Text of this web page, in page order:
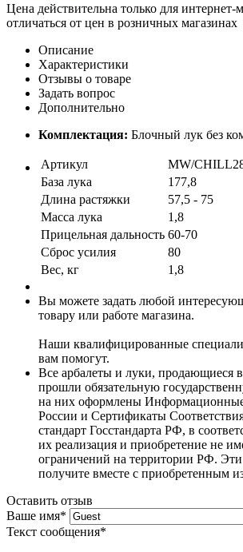
Цена действительна только для интернет-
отличаться от цен в розничных магазинах
Описание
Характеристики
Отзывы о товаре
Задать вопрос
Дополнительно
Комплектация: Блочный лук без
Артикул
MW/
База лука
177,8
Длина растяжки
57,5 - 75
Масса лука
1,8
Прицельная дальность 60-70
Сброс усилия
80
Вес, кг
1,8
Вы можете задать любой
товару или работе магазина.
Наши квалифицированные
вам помогут.
Все арбалеты и луки, продающиеся
прошли обязательную
на них оформлены
России и Сертификаты
стандарт Госстандарта РФ, в
их реализация и приобретение не
ограничений на территории РФ.
получите вместе с приобретенным
Оставить отзыв
Ваше имя*
Текст сообщения*